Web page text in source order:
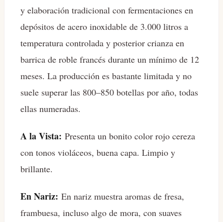
y elaboración tradicional con fermentaciones en
depósitos de acero inoxidable de 3.000 litros a
temperatura controlada y posterior crianza en
barrica de roble francés durante un mínimo de 12
meses. La producción es bastante limitada y no
suele superar las 800–850 botellas por año, todas
ellas numeradas.
A la Vista: Presenta un bonito color rojo cereza
con tonos violáceos, buena capa. Limpio y
brillante.
En Nariz: En nariz muestra aromas de fresa,
frambuesa, incluso algo de mora, con suaves